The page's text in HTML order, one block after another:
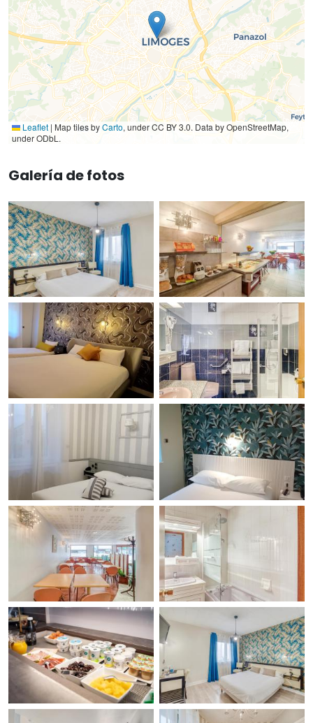
Leaflet | Map tiles byCarto, under CC BY 3.0. Data by OpenStreetMap,
under ODbL.
Galería de fotos